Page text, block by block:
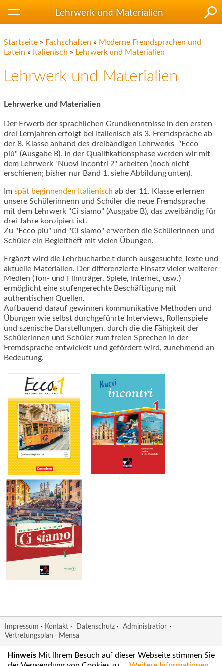
Lehrwerk und Materialien
Startseite » Fachschaften » Moderne Fremdsprachen und
Latein » Italienisch » Lehrwerk und Materialien
Lehrwerk und Materialien
Lehrwerke und Materialien
Der Erwerb der sprachlichen Grundkenntnisse in den ersten
drei Lernjahren erfolgt bei Italienisch als 3. Fremdsprache ab
der 8. Klasse anhand des dreibändigen Lehrwerks "Ecco
più" (Ausgabe B). In der Qualifikationsphase werden wir mit
dem Lehrwerk "Nuovi Incontri 2" arbeiten (noch nicht
erschienen; bisher nur Band 1, siehe Abbildung unten).
Im spät beginnenden Italienisch ab der 11. Klasse erlernen
unsere Schülerinnenn und Schüler die neue Fremdsprache
mit dem Lehrwerk "Ci siamo" (Ausgabe B), das zweibändig für
drei Jahre konzipiert ist.
Zu "Ecco più" und "Ci siamo" erwerben die Schülerinnen und
Schüler ein Begleitheft mit vielen Übungen.
Ergänzt wird die Lehrbucharbeit durch ausgesuchte Texte und
aktuelle Materialien. Der differenzierte Einsatz vieler weiterer
Medien (Ton- und Filmträger, Spiele, Internet, usw.)
ermöglicht eine stufengerechte Beschäftigung mit
authentischen Quellen.
Aufbauend darauf gewinnen kommunikative Methoden und
Übungen wie selbst durchgeführte Interviews, Rollenspiele
und szenische Darstellungen, durch die die Fähigkeit der
Schülerinnen und Schüler zum freien Sprechen in der
Fremdsprache entwickelt und gefördert wird, zunehmend an
Bedeutung.
Impressum · Kontakt · Datenschutz · Administration ·
Vertretungsplan · Mensa
© 2012 - 2026 - Max Born Gymnasium Germering
Diese Webseite verwendetGoma
Hinweis Mit Ihrem Besuch auf dieser Webseite stimmen Sie